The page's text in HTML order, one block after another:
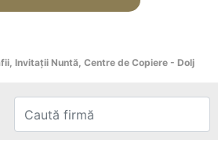
Invitații Nuntă, Centre de Copiere - Dolj